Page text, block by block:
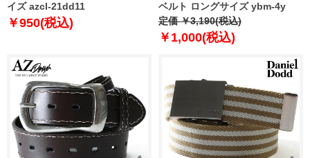
イズ azcl-21dd11
￥950(税込)
ベルト ロングサイズ ybm-4y
定価 ￥3,190(税込)
￥1,000(税込)